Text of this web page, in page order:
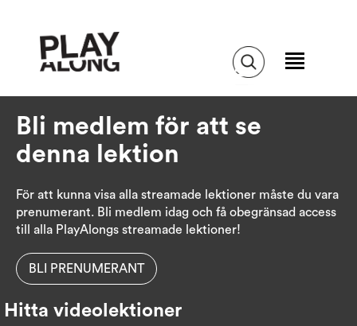
Bli medlem för att se
denna lektion
För att kunna visa alla streamade lektioner måste du vara
prenumerant. Bli medlem idag och få obegränsad access
till alla PlayAlongs streamade lektioner!
BLI PRENUMERANT
Hitta videolektioner